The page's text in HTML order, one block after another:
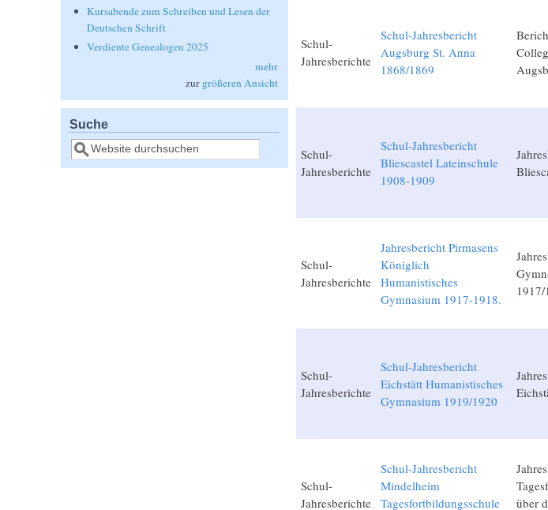
Schul-
Jahresberichte
Schul-Jahresbericht
Augsburg St. Anna
1868/1869
Schul-
Jahresberichte
Schul-Jahresbericht
Bliescastel Lateinschule
1908-1909
Schul-
Jahresberichte
Jahresbericht Pirmasens
Königlich
Humanistisches
Gymnasium 1917-1918.
1917/
Schul-
Jahresberichte
Schul-Jahresbericht
Eichstätt Humanistisches
Gymnasium 1919/1920
Schul-
Jahresberichte
Schul-Jahresbericht
Mindelheim
Tagesfortbildungsschule
über
Kursabende zum Schreiben und Lesen der
Deutschen Schrift
Verdiente Genealogen 2025
mehr
zur größeren Ansicht
Suche
Suche